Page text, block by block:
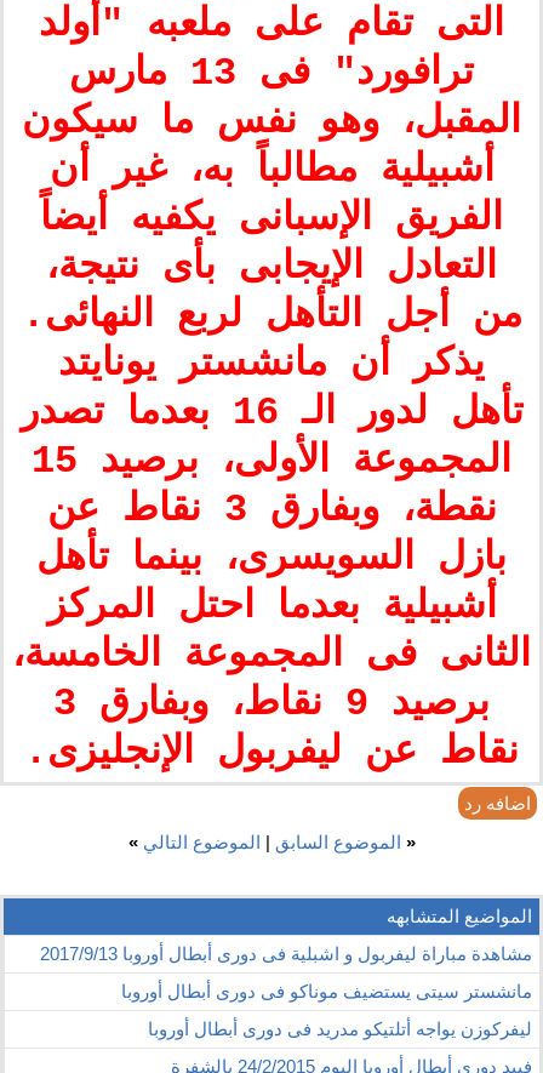
التى تقام على ملعبه "أولد
ترافورد" فى 13 مارس
المقبل، وهو نفس ما سيكون
أشبيلية مطالباً به، غير أن
الفريق الإسبانى يكفيه أيضاً
التعادل الإيجابى بأى نتيجة،
من أجل التأهل لربع النهائى.
يذكر أن مانشستر يونايتد
تأهل لدور الـ 16 بعدما تصدر
المجموعة الأولى، برصيد 15
نقطة، وبفارق 3 نقاط عن
بازل السويسرى، بينما تأهل
أشبيلية بعدما احتل المركز
الثانى فى المجموعة الخامسة،
برصيد 9 نقاط، وبفارق 3
نقاط عن ليفربول الإنجليزى.
اضافه رد
« الموضوع السابق | الموضوع التالي »
المواضيع المتشابهه
مشاهدة مباراة ليفربول و اشبلية فى دورى أبطال أوروبا 2017/9/13
مانشستر سيتى يستضيف موناكو فى دورى أبطال أوروبا
ليفركوزن يواجه أتلتيكو مدريد فى دورى أبطال أوروبا
فييد دورى أبطال أوروبا اليوم 24/2/2015 بالشفرة